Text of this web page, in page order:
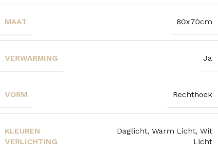
MAAT 80x70cm
VERWARMING Ja
VORM Rechthoek
KLEUREN
VERLICHTING
Daglicht, Warm Licht, Wit
Licht